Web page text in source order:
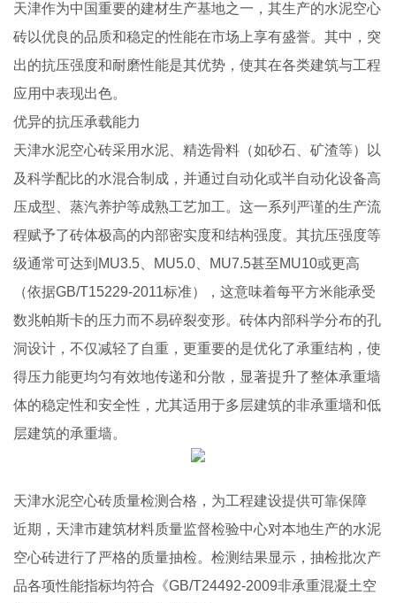
天津作为中国重要的建材生产基地之一，其生产的水泥空心
砖以优良的品质和稳定的性能在市场上享有盛誉。其中，突
出的抗压强度和耐磨性能是其优势，使其在各类建筑与工程
应用中表现出色。
优异的抗压承载能力
天津水泥空心砖采用水泥、精选骨料（如砂石、矿渣等）以
及科学配比的水混合制成，并通过自动化或半自动化设备高
压成型、蒸汽养护等成熟工艺加工。这一系列严谨的生产流
程赋予了砖体极高的内部密实度和结构强度。其抗压强度等
级通常可达到MU3.5、MU5.0、MU7.5甚至MU10或更高
（依据GB/T15229-2011标准），这意味着每平方米能承受
数兆帕斯卡的压力而不易碎裂变形。砖体内部科学分布的孔
洞设计，不仅减轻了自重，更重要的是优化了承重结构，使
得压力能更均匀有效地传递和分散，显著提升了整体承重墙
体的稳定性和安全性，尤其适用于多层建筑的非承重墙和低
层建筑的承重墙。
天津水泥空心砖质量检测合格，为工程建设提供可靠保障
近期，天津市建筑材料质量监督检验中心对本地生产的水泥
空心砖进行了严格的质量抽检。检测结果显示，抽检批次产
品各项性能指标均符合《GB/T24492-2009非承重混凝土空